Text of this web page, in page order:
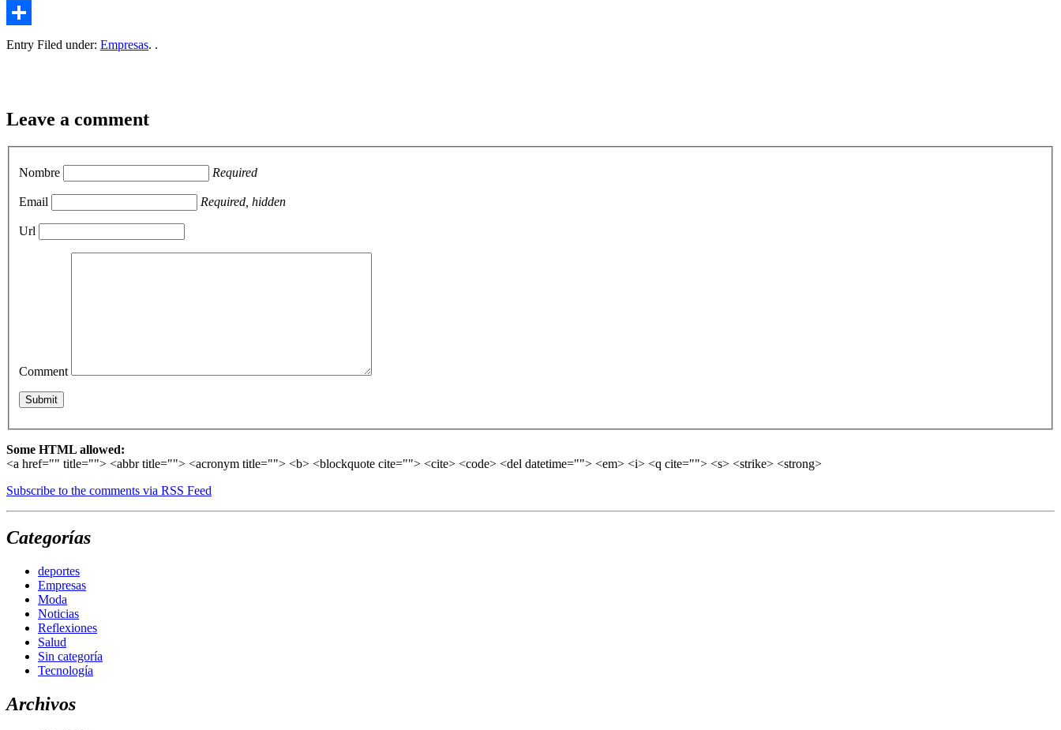
Email
Compartir
Entry Filed under: Empresas. .
Leave a comment
Nombre Required
Email Required, hidden
Url
Comment
Some HTML allowed:
<a href="" title=""> <abbr title=""> <acronym title=""> <b> <blockquote cite=""> <cite> <code> <del datetime=""> <em> <i> <q cite=""> <s> <strike> <strong>
Subscribe to the comments via RSS Feed
Categorías
deportes
Empresas
Moda
Noticias
Reflexiones
Salud
Sin categoría
Tecnología
Archivos